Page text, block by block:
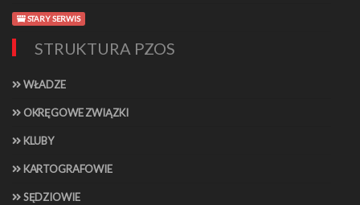
STARY SERWIS
STRUKTURA PZOS
WŁADZE
OKRĘGOWE ZWIĄZKI
KLUBY
KARTOGRAFOWIE
SĘDZIOWIE